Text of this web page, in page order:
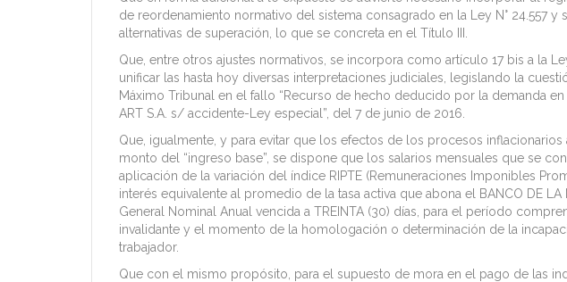
de reordenamiento normativo del sistema consagrado en la Ley N° 24.557 y
alternativas de superación, lo que se concreta en el Título III.
Que, entre otros ajustes normativos, se incorpora como artículo 17 bis a la
unificar las hasta hoy diversas interpretaciones judiciales, legislando la
Máximo Tribunal en el fallo “Recurso de hecho deducido por la demanda
ART S.A. s/ accidente-Ley especial”, del 7 de junio de 2016.
Que, igualmente, y para evitar que los efectos de los procesos inflacionarios
monto del “ingreso base”, se dispone que los salarios mensuales que se
aplicación de la variación del índice RIPTE (Remuneraciones Imponibles
interés equivalente al promedio de la tasa activa que abona el BANCO DE LA
General Nominal Anual vencida a TREINTA (30) días, para el período
invalidante y el momento de la homologación o determinación de la
trabajador.
Que con el mismo propósito, para el supuesto de mora en el pago de las